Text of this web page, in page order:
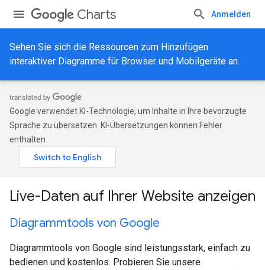
Charts Anmelden
Sehen Sie sich die Ressourcen zum Hinzufügen
interaktiver Diagramme für Browser und Mobilgeräte an.
Google verwendet KI-Technologie, um Inhalte in Ihre bevorzugte
Sprache zu übersetzen. KI-Übersetzungen können Fehler
enthalten.
Live-Daten auf Ihrer Website anzeigen
Diagrammtools von Google
Diagrammtools von Google sind leistungsstark, einfach zu
bedienen und kostenlos. Probieren Sie unsere